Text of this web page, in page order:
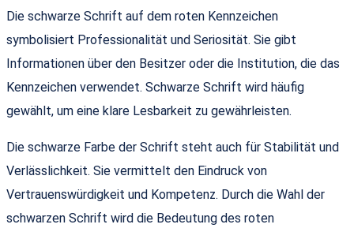
Die schwarze Schrift auf dem roten Kennzeichen
symbolisiert Professionalität und Seriosität. Sie gibt
Informationen über den Besitzer oder die Institution, die das
Kennzeichen verwendet. Schwarze Schrift wird häufig
gewählt, um eine klare Lesbarkeit zu gewährleisten.
Die schwarze Farbe der Schrift steht auch für Stabilität und
Verlässlichkeit. Sie vermittelt den Eindruck von
Vertrauenswürdigkeit und Kompetenz. Durch die Wahl der
schwarzen Schrift wird die Bedeutung des roten